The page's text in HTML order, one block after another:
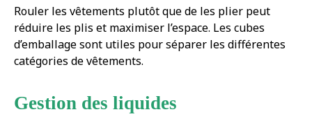
Rouler les vêtements plutôt que de les plier peut
réduire les plis et maximiser l’espace. Les cubes
d’emballage sont utiles pour séparer les différentes
catégories de vêtements.
Gestion des liquides